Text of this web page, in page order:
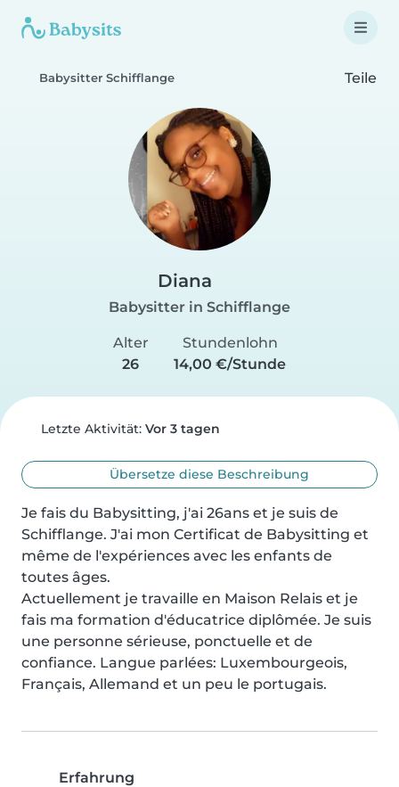
Babysitter Schifflange Teile
Diana
Babysitter in Schifflange
Alter
26
Stundenlohn
14,00 €/Stunde
Letzte Aktivität: Vor 3 tagen
Übersetze diese Beschreibung
Je fais du Babysitting, j'ai 26ans et je suis de
Schifflange. J'ai mon Certificat de Babysitting et
même de l'expériences avec les enfants de
toutes âges.
Actuellement je travaille en Maison Relais et je
fais ma formation d'éducatrice diplômée. Je suis
une personne sérieuse, ponctuelle et de
confiance. Langue parlées: Luxembourgeois,
Français, Allemand et un peu le portugais.
Erfahrung